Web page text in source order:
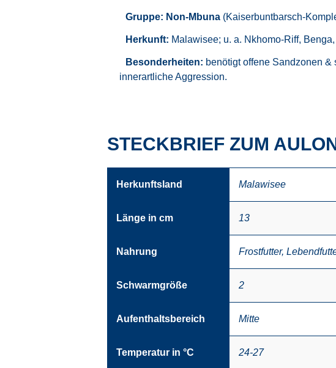
Gruppe: Non-Mbuna(Kaiserbuntbarsch-
Herkunft: Malawisee; u. a. Nkhomo-Riff,
Besonderheiten: benötigt offene Sandzonen &
innerartliche Aggression.
STECKBRIEF ZUM
Herkunftsland Malawisee
Länge in cm 13
Nahrung Frostfutter,
Schwarmgröße 2
Aufenthaltsbereich Mitte
Temperatur in °C 24-27